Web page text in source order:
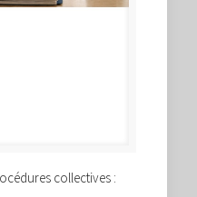
collectives :